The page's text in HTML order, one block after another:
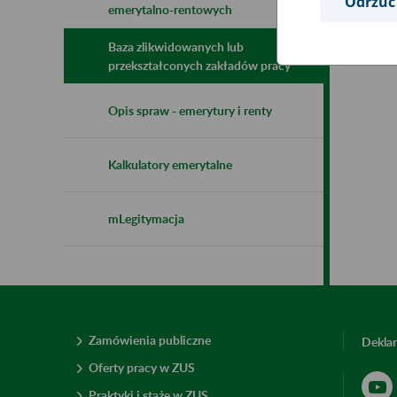
emerytalno-rentowych
Baza zlikwidowanych lub
przekształconych zakładów pracy
Opis spraw - emerytury i renty
Kalkulatory emerytalne
mLegitymacja
Zamówienia publiczne
Oferty pracy w ZUS